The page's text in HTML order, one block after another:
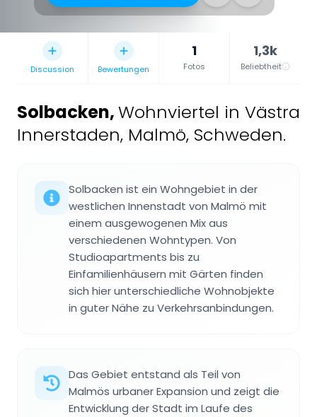
Discussion Bewertungen
1
Fotos
1,3k
Beliebtheit
Solbacken,Wohnviertel in Västra
Innerstaden, Malmö, Schweden.
Solbacken ist ein Wohngebiet in der
westlichen Innenstadt von Malmö mit
einem ausgewogenen Mix aus
verschiedenen Wohntypen. Von
Studioapartments bis zu
Einfamilienhäusern mit Gärten finden
sich hier unterschiedliche Wohnobjekte
in guter Nähe zu Verkehrsanbindungen.
Das Gebiet entstand als Teil von
Malmös urbaner Expansion und zeigt die
Entwicklung der Stadt im Laufe des